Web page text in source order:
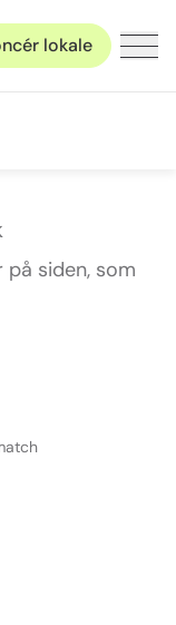
lokale
siden, som